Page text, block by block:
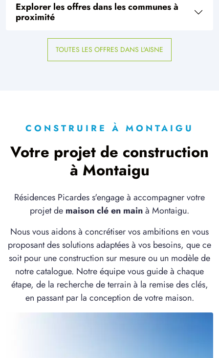
Explorer les offres dans les communes à
proximité
TOUTES LES OFFRES DANS L'AISNE
CONSTRUIRE À MONTAIGU
Votre projet de construction
à Montaigu
Résidences Picardes s'engage à accompagner votre
projet de maison clé en mainà Montaigu.
Nous vous aidons à concrétiser vos ambitions en vous
proposant des solutions adaptées à vos besoins, que ce
soit pour une construction sur mesure ou un modèle de
notre catalogue. Notre équipe vous guide à chaque
étape, de la recherche de terrain à la remise des clés,
en passant par la conception de votre maison.